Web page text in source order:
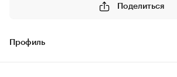
Поделиться
Профиль